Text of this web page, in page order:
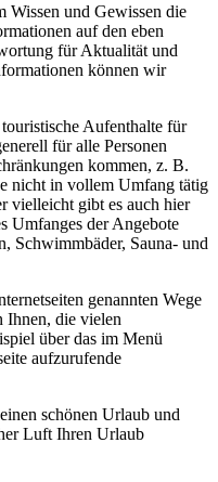
Wissen und Gewissen die
auf den eben
für Aktualität und
können wir
Aufenthalte für
für alle Personen
kommen, z. B.
nicht in vollem Umfang tätig
vielleicht gibt es auch hier
Umfanges der Angebote
Schwimmbäder, Sauna- und
genannten Wege
Ihnen, die vielen
über das im Menü
aufzurufende
schönen Urlaub und
Luft Ihren Urlaub